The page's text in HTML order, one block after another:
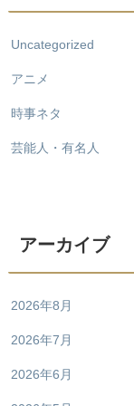
Uncategorized
アニメ
時事ネタ
芸能人・有名人
アーカイブ
2026年8月
2026年7月
2026年6月